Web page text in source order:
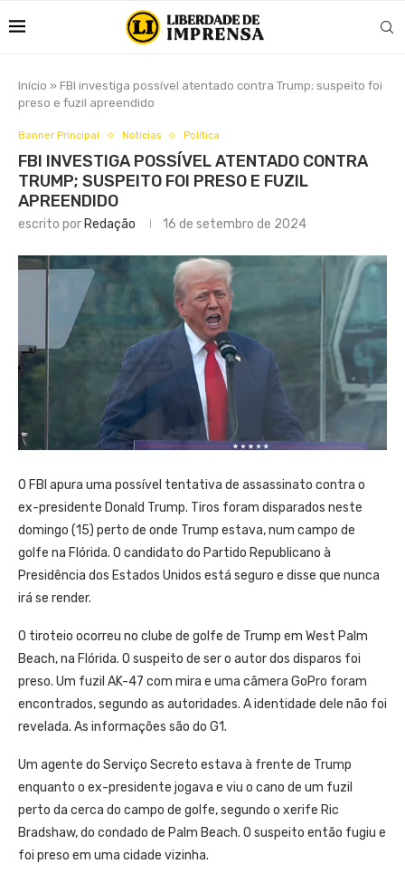
Início » FBI investiga possível atentado contra Trump; suspeito foi
preso e fuzil apreendido
Banner Principal Notícias Política
FBI INVESTIGA POSSÍVEL ATENTADO CONTRA
TRUMP; SUSPEITO FOI PRESO E FUZIL
APREENDIDO
escrito por Redação 16 de setembro de 2024
O FBI apura uma possível tentativa de assassinato contra o
ex-presidente Donald Trump. Tiros foram disparados neste
domingo (15) perto de onde Trump estava, num campo de
golfe na Flórida. O candidato do Partido Republicano à
Presidência dos Estados Unidos está seguro e disse que nunca
irá se render.
O tiroteio ocorreu no clube de golfe de Trump em West Palm
Beach, na Flórida. O suspeito de ser o autor dos disparos foi
preso. Um fuzil AK-47 com mira e uma câmera GoPro foram
encontrados, segundo as autoridades. A identidade dele não foi
revelada. As informações são do G1.
Um agente do Serviço Secreto estava à frente de Trump
enquanto o ex-presidente jogava e viu o cano de um fuzil
perto da cerca do campo de golfe, segundo o xerife Ric
Bradshaw, do condado de Palm Beach. O suspeito então fugiu e
foi preso em uma cidade vizinha.